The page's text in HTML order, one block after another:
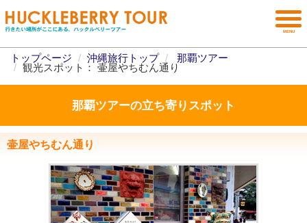
トップページ 沖縄旅行トップ
那覇ツアー
観光スポット： 壷屋やちむん通り
那覇ツアーの立ち寄りスポット
壷屋やちむん通り